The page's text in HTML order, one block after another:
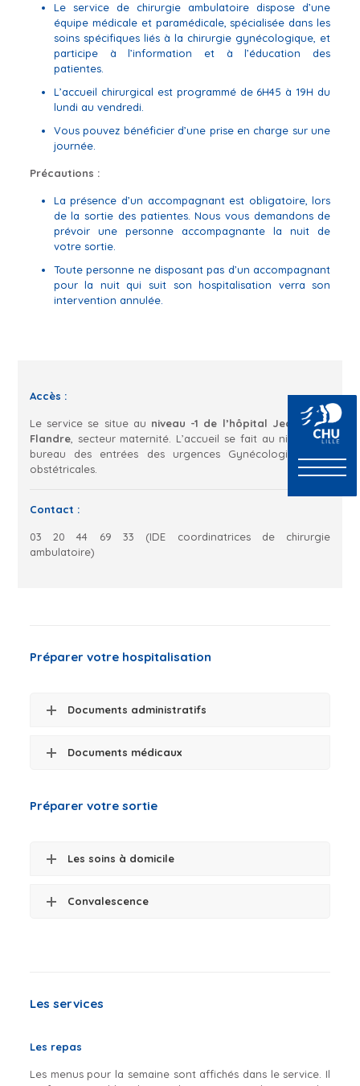
Le service de chirurgie ambulatoire dispose d’une
équipe médicale et paramédicale, spécialisée dans les
soins spécifiques liés à la chirurgie gynécologique, et
participe à l’information et à l’éducation des
patientes.
L’accueil chirurgical est programmé de 6H45 à 19H du
lundi au vendredi.
Vous pouvez bénéficier d’une prise en charge sur une
journée.
Précautions :
La présence d’un accompagnant est obligatoire, lors
de la sortie des patientes. Nous vous demandons de
prévoir une personne accompagnante la nuit de
votre sortie.
Toute personne ne disposant pas d’un accompagnant
pour la nuit qui suit son hospitalisation verra son
intervention annulée.
Accès :
Le service se situe au niveau -1 de l’hôpital Jeanne de
Flandre, secteur maternité. L’accueil se fait au niveau du
bureau des entrées des urgences Gynécologiques et
obstétricales.
Contact :
03 20 44 69 33 (IDE coordinatrices de chirurgie
ambulatoire)
Préparer votre hospitalisation
Documents administratifs
Documents médicaux
Préparer votre sortie
Les soins à domicile
Convalescence
Les services
Les repas
Les menus pour la semaine sont affichés dans le service. Il